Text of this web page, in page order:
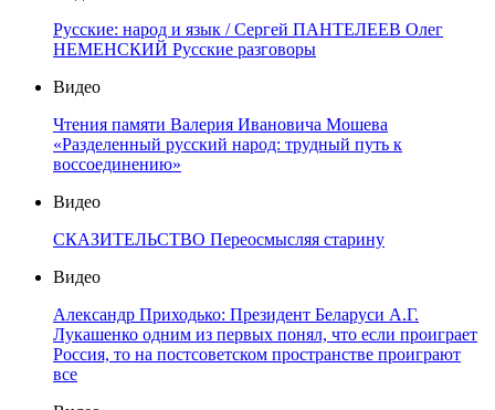
Русские: народ и язык / Сергей ПАНТЕЛЕЕВ Олег
НЕМЕНСКИЙ Русские разговоры
Видео
Чтения памяти Валерия Ивановича Мошева
«Разделенный русский народ: трудный путь к
воссоединению»
Видео
СКАЗИТЕЛЬСТВО Переосмысляя старину
Видео
Александр Приходько: Президент Беларуси А.Г.
Лукашенко одним из первых понял, что если проиграет
Россия, то на постсоветском пространстве проиграют
все